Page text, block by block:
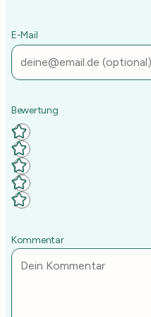
Kommentar
Deine Rezept-Bewertung
E-Mail